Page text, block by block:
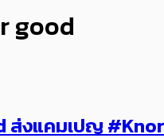
good
ส่งแคมเปญ